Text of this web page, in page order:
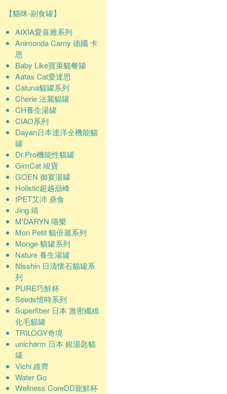
【貓咪-副食罐】
AIXIA愛喜雅系列
Animonda Carny 德國 卡
恩
Baby Like寶萊貓餐罐
Aatas Cat愛達思
Catuna貓罐系列
Cherie 法麗貓罐
CH養生湯罐
CIAO系列
Dayan日本達洋全機能貓
罐
Dr.Pro機能性貓罐
GimCat 竣寶
GOEN 御宴湯罐
Holistic超越巔峰
IPET艾沛 鼎食
Jing 靖
M'DARYN 喵樂
Mon Petit 貓倍麗系列
Monge 貓罐系列
Nature 養生湯罐
Nisshin 日清懷石貓罐系
列
PURE巧鮮杯
Seeds惜時系列
Superfiber 日本 激密纖維
化毛貓罐
TRILOGY奇境
unicharm 日本 銀湯匙貓
罐
Vichi 維齊
Water Go
Wellness CoreDD寵鮮杯